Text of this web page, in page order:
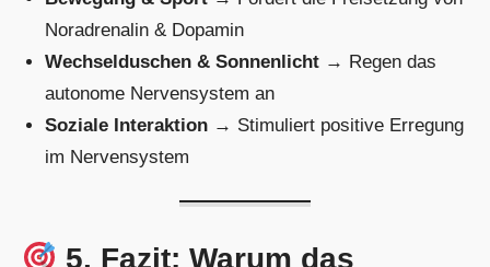
Noradrenalin & Dopamin
Wechselduschen & Sonnenlicht → Regen das
autonome Nervensystem an
Soziale Interaktion → Stimuliert positive Erregung
im Nervensystem
5. Fazit: Warum das